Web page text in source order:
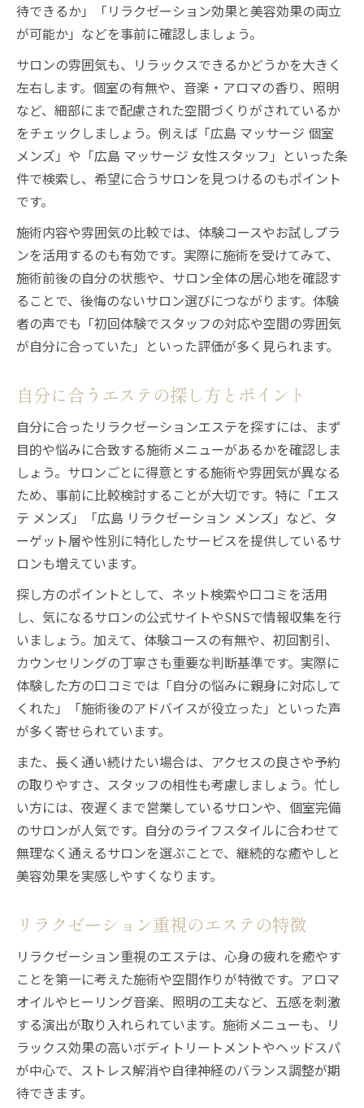
待できるか」「リラクゼーション効果と美容効果の両立
が可能か」などを事前に確認しましょう。
サロンの雰囲気も、リラックスできるかどうかを大きく
左右します。個室の有無や、音楽・アロマの香り、照明
など、細部にまで配慮された空間づくりがされているか
をチェックしましょう。例えば「広島 マッサージ 個室
メンズ」や「広島 マッサージ 女性スタッフ」といった条
件で検索し、希望に合うサロンを見つけるのもポイント
です。
施術内容や雰囲気の比較では、体験コースやお試しプラ
ンを活用するのも有効です。実際に施術を受けてみて、
施術前後の自分の状態や、サロン全体の居心地を確認す
ることで、後悔のないサロン選びにつながります。体験
者の声でも「初回体験でスタッフの対応や空間の雰囲気
が自分に合っていた」といった評価が多く見られます。
自分に合うエステの探し方とポイント
自分に合ったリラクゼーションエステを探すには、まず
目的や悩みに合致する施術メニューがあるかを確認しま
しょう。サロンごとに得意とする施術や雰囲気が異なる
ため、事前に比較検討することが大切です。特に「エス
テ メンズ」「広島 リラクゼーション メンズ」など、タ
ーゲット層や性別に特化したサービスを提供しているサ
ロンも増えています。
探し方のポイントとして、ネット検索や口コミを活用
し、気になるサロンの公式サイトやSNSで情報収集を行
いましょう。加えて、体験コースの有無や、初回割引、
カウンセリングの丁寧さも重要な判断基準です。実際に
体験した方の口コミでは「自分の悩みに親身に対応して
くれた」「施術後のアドバイスが役立った」といった声
が多く寄せられています。
また、長く通い続けたい場合は、アクセスの良さや予約
の取りやすさ、スタッフの相性も考慮しましょう。忙し
い方には、夜遅くまで営業しているサロンや、個室完備
のサロンが人気です。自分のライフスタイルに合わせて
無理なく通えるサロンを選ぶことで、継続的な癒やしと
美容効果を実感しやすくなります。
リラクゼーション重視のエステの特徴
リラクゼーション重視のエステは、心身の疲れを癒やす
ことを第一に考えた施術や空間作りが特徴です。アロマ
オイルやヒーリング音楽、照明の工夫など、五感を刺激
する演出が取り入れられています。施術メニューも、リ
ラックス効果の高いボディトリートメントやヘッドスパ
が中心で、ストレス解消や自律神経のバランス調整が期
待できます。